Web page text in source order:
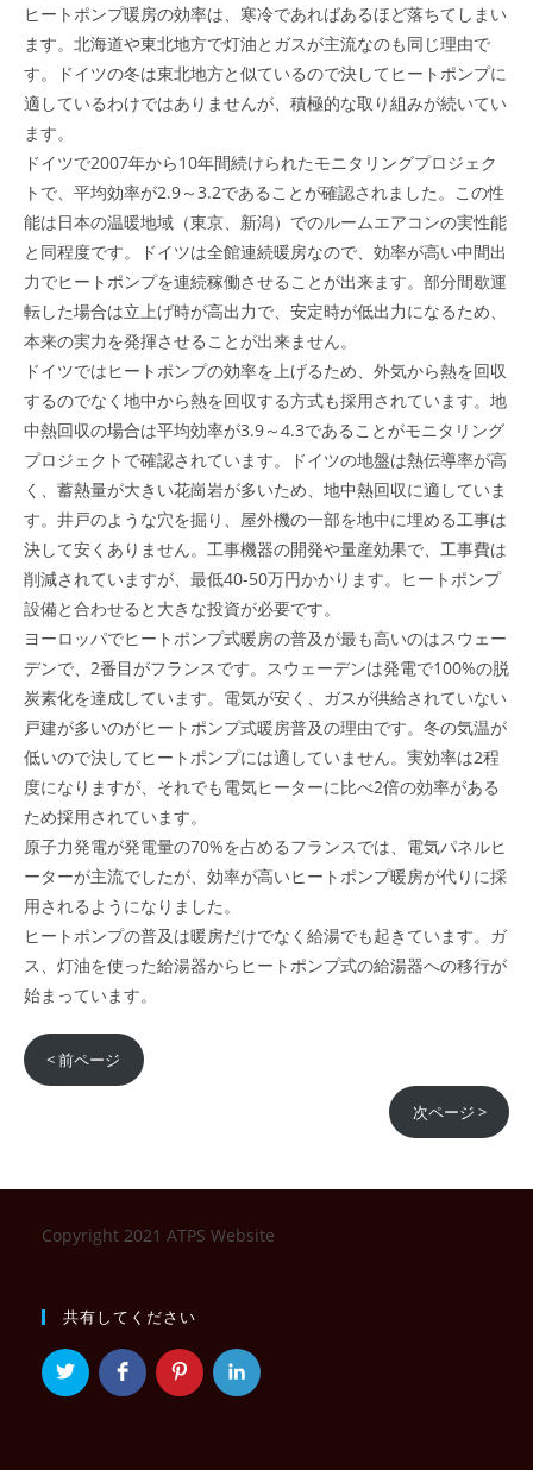
ヒートポンプ暖房の効率は、寒冷であればあるほど落ちてしまい
ます。北海道や東北地方で灯油とガスが主流なのも同じ理由で
す。ドイツの冬は東北地方と似ているので決してヒートポンプに
適しているわけではありませんが、積極的な取り組みが続いてい
ます。
ドイツで2007年から10年間続けられたモニタリングプロジェク
トで、平均効率が2.9～3.2であることが確認されました。この性
能は日本の温暖地域（東京、新潟）でのルームエアコンの実性能
と同程度です。ドイツは全館連続暖房なので、効率が高い中間出
力でヒートポンプを連続稼働させることが出来ます。部分間歇運
転した場合は立上げ時が高出力で、安定時が低出力になるため、
本来の実力を発揮させることが出来ません。
ドイツではヒートポンプの効率を上げるため、外気から熱を回収
するのでなく地中から熱を回収する方式も採用されています。地
中熱回収の場合は平均効率が3.9～4.3であることがモニタリング
プロジェクトで確認されています。ドイツの地盤は熱伝導率が高
く、蓄熱量が大きい花崗岩が多いため、地中熱回収に適していま
す。井戸のような穴を掘り、屋外機の一部を地中に埋める工事は
決して安くありません。工事機器の開発や量産効果で、工事費は
削減されていますが、最低40-50万円かかります。ヒートポンプ
設備と合わせると大きな投資が必要です。
ヨーロッパでヒートポンプ式暖房の普及が最も高いのはスウェー
デンで、2番目がフランスです。スウェーデンは発電で100%の脱
炭素化を達成しています。電気が安く、ガスが供給されていない
戸建が多いのがヒートポンプ式暖房普及の理由です。冬の気温が
低いので決してヒートポンプには適していません。実効率は2程
度になりますが、それでも電気ヒーターに比べ2倍の効率がある
ため採用されています。
原子力発電が発電量の70%を占めるフランスでは、電気パネルヒ
ーターが主流でしたが、効率が高いヒートポンプ暖房が代りに採
用されるようになりました。
ヒートポンプの普及は暖房だけでなく給湯でも起きています。ガ
ス、灯油を使った給湯器からヒートポンプ式の給湯器への移行が
始まっています。
< 前ページ
次ページ >
Copyright 2021 ATPS Website
共有してください